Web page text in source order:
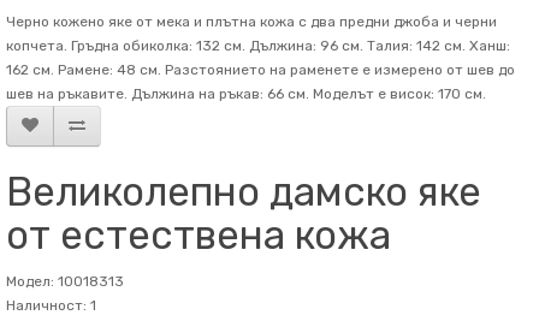
Черно кожено яке от мека и плътна кожа с два предни джоба и черни
копчета. Гръдна обиколка: 132 см. Дължина: 96 см. Талия: 142 см. Ханш:
162 см. Рамене: 48 см. Разстоянието на раменете е измерено от шев до
шев на ръкавите. Дължина на ръкав: 66 см. Mоделът е висок: 170 см.
Великолепно дамско яке
от естествена кожа
Модел: 10018313
Наличност: 1